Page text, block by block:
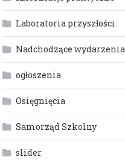
Laboratoria przyszłości
Nadchodzące wydarzenia
ogłoszenia
Osięgnięcia
Samorząd Szkolny
slider